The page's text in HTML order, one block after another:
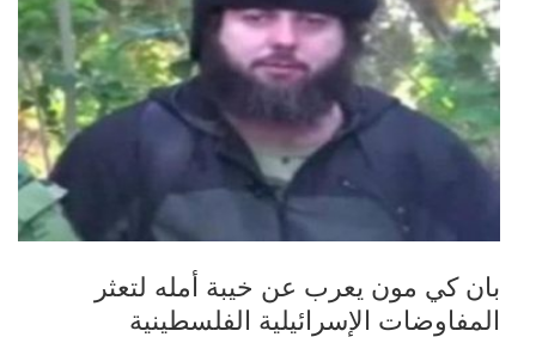
بان كي مون يعرب عن خيبة أمله لتعثر
المفاوضات الإسرائيلية الفلسطينية